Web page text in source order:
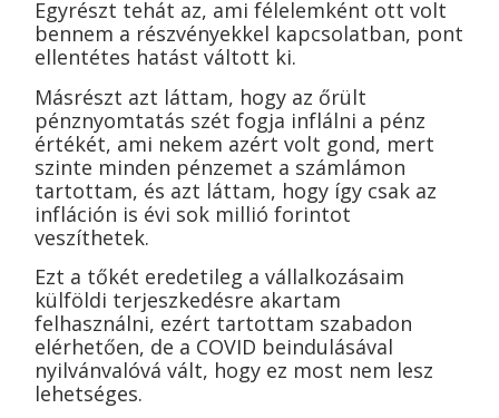
Egyrészt tehát az, ami félelemként ott volt
bennem a részvényekkel kapcsolatban, pont
ellentétes hatást váltott ki.
Másrészt azt láttam, hogy az őrült
pénznyomtatás szét fogja inflálni a pénz
értékét, ami nekem azért volt gond, mert
szinte minden pénzemet a számlámon
tartottam, és azt láttam, hogy így csak az
infláción is évi sok millió forintot
veszíthetek.
Ezt a tőkét eredetileg a vállalkozásaim
külföldi terjeszkedésre akartam
felhasználni, ezért tartottam szabadon
elérhetően, de a COVID beindulásával
nyilvánvalóvá vált, hogy ez most nem lesz
lehetséges.